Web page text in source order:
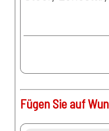
Fügen Sie auf